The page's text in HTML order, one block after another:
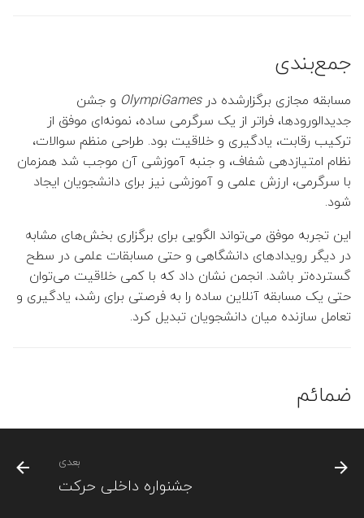
جمع‌بندی
مسابقه مجازی برگزارشده درOlympiGames و جشن
جدیدالورودها، فراتر از یک سرگرمی ساده، نمونه‌ای موفق از
ترکیب رقابت، یادگیری و خلاقیت بود. طراحی منظم سوالات،
نظام امتیازدهی شفاف، و جنبه آموزشی آن موجب شد همزمان
با سرگرمی، ارزش علمی و آموزشی نیز برای دانشجویان ایجاد
شود.
این تجربه موفق می‌تواند الگویی برای برگزاری بخش‌های مشابه
در دیگر رویدادهای دانشگاهی و حتی مسابقات علمی در سطح
گسترده‌تر باشد. انجمن نشان داد که با کمی خلاقیت می‌توان
حتی یک مسابقه آنلاین ساده را به فرصتی برای رشد، یادگیری و
تعامل سازنده میان دانشجویان تبدیل کرد.
ضمائم
بعدی
جشنواره داخلی حرکت